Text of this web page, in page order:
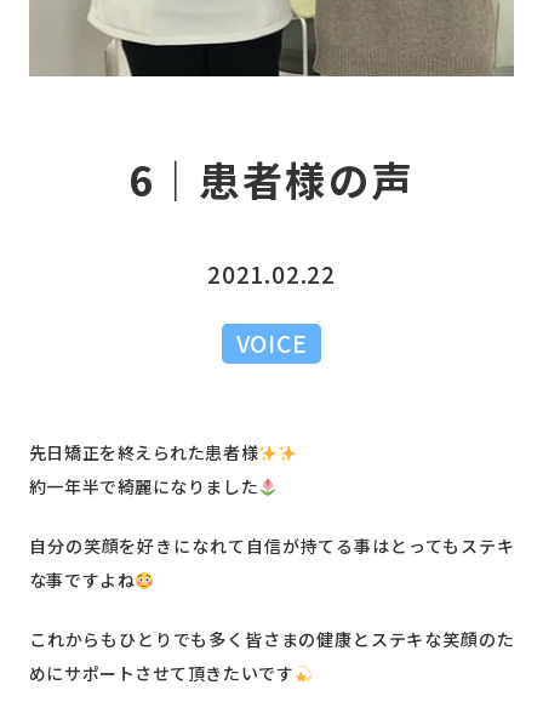
6｜患者様の声
2021.02.22
VOICE
先日矯正を終えられた患者様
約一年半で綺麗になりました
自分の笑顔を好きになれて自信が持てる事はとってもステキ
な事ですよね
これからもひとりでも多く皆さまの健康とステキな笑顔のた
めにサポートさせて頂きたいです